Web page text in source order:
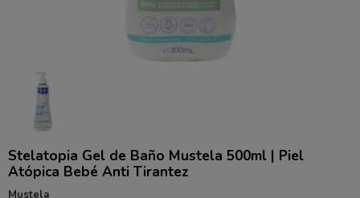
Stelatopia Gel de Baño Mustela 500ml | Piel
Atópica Bebé Anti Tirantez
Mustela